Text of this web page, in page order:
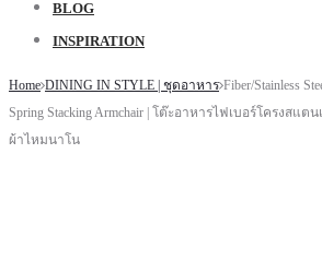
BLOG
INSPIRATION
Home DINING IN STYLE | ชุดอาหาร Fiber/Stainless
Spring Stacking Armchair | โต๊ะอาหารไฟเบอร์โครงสแต
ผ้าไหมนาโน